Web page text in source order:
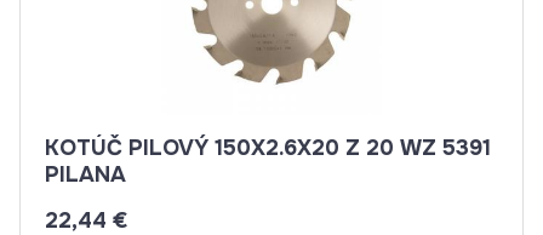
KOTÚČ PILOVÝ 150X2.6X20 Z 20 WZ 5391
PILANA
22,44 €